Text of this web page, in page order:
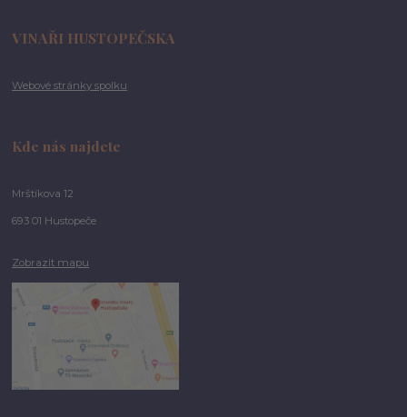
VINAŘI HUSTOPEČSKA
Webové stránky spolku
Kde nás najdete
Mrštíkova 12
693 01 Hustopeče
Zobrazit mapu